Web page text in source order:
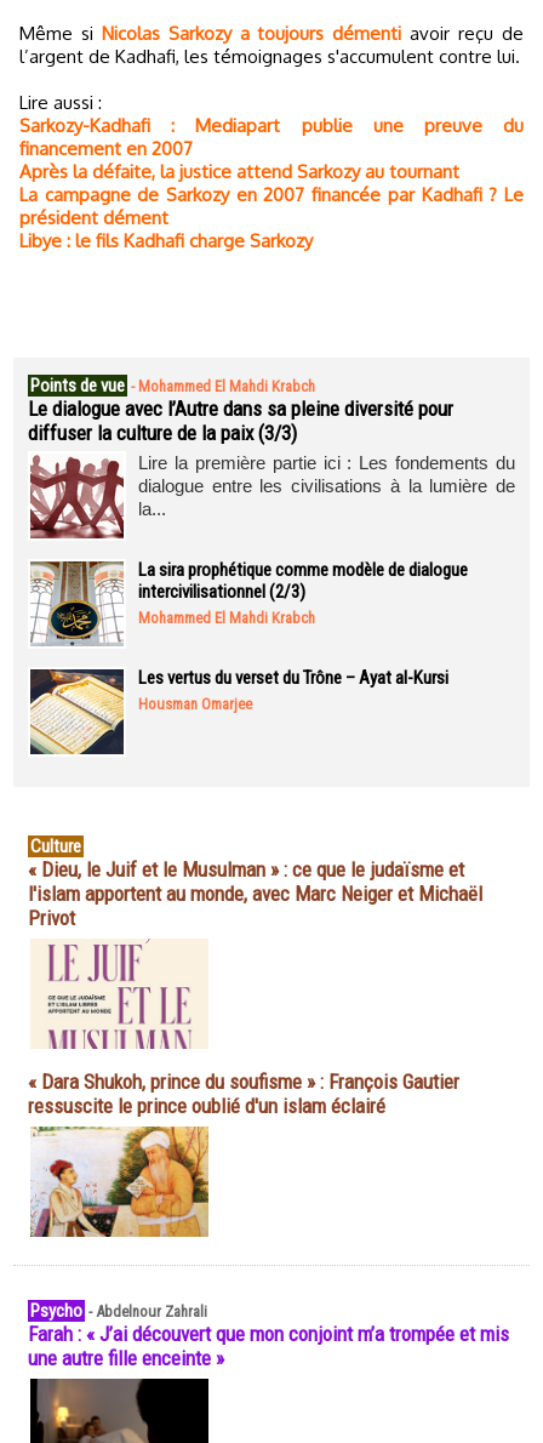
Même si Nicolas Sarkozy a toujours démenti avoir reçu de
l’argent de Kadhafi, les témoignages s'accumulent contre lui.
Lire aussi :
Sarkozy-Kadhafi : Mediapart publie une preuve du
financement en 2007
Après la défaite, la justice attend Sarkozy au tournant
La campagne de Sarkozy en 2007 financée par Kadhafi ? Le
président dément
Libye : le fils Kadhafi charge Sarkozy
Points de vue - Mohammed El Mahdi Krabch
Le dialogue avec l’Autre dans sa pleine diversité pour
diffuser la culture de la paix (3/3)
Lire la première partie ici : Les fondements du
dialogue entre les civilisations à la lumière de
la...
La sira prophétique comme modèle de dialogue
intercivilisationnel (2/3)
Mohammed El Mahdi Krabch
Les vertus du verset du Trône – Ayat al-Kursi
Housman Omarjee
Culture
« Dieu, le Juif et le Musulman » : ce que le judaïsme et
l'islam apportent au monde, avec Marc Neiger et Michaël
Privot
« Dara Shukoh, prince du soufisme » : François Gautier
ressuscite le prince oublié d'un islam éclairé
Psycho -Abdelnour Zahrali
Farah : « J’ai découvert que mon conjoint m’a trompée et mis
une autre fille enceinte »